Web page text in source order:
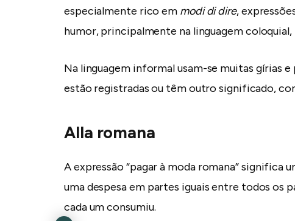
especialmente rico em modi di dire,
humor, principalmente na linguagem
Na linguagem informal usam-se muitas gírias
estão registradas ou têm outro significado,
Alla romana
A expressão “pagar à moda romana” significa
uma despesa em partes iguais entre todos os
cada um consumiu.